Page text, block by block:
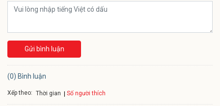
Gửi bình luận
(0) Bình luận
Xếp theo: Thời gian Số người thích